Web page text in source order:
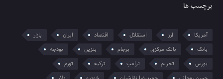
برچسب ها
آمریکا ارز استقلال اقتصاد ایران
بازار
بانک
بانک مرکزی برجام بنزین
بودجه
بورس
تحریم ترامپ ترکیه
تورم